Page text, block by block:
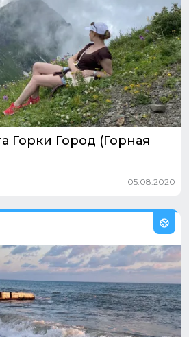
Горки Город (Горная
05.08.2020